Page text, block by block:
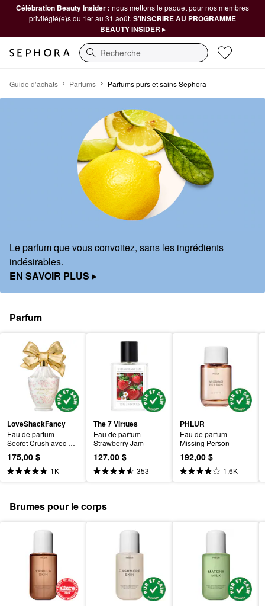
Célébration Beauty Insider : nous mettons le paquet pour nos membres
privilégié(e)s du 1er au 31 août. S’INSCRIRE AU PROGRAMME
BEAUTY INSIDER ▸
Recherche
Guide d’achats Parfums Parfums purs et sains Sephora
Le parfum que vous convoitez, sans les ingrédients
indésirables.
EN SAVOIR PLUS ▸
Parfum
LoveShackFancy
Eau de parfum
Secret Crush avec
175,00 $
1K
The 7 Virtues
Eau de parfum
Strawberry Jam
127,00 $
353
PHLUR
Eau de parfum
Missing Person
192,00 $
1,6K
Brumes pour le corps